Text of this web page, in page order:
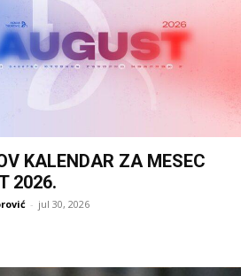
KALENDAR ZA MESEC
2026.
- jul 30, 2026